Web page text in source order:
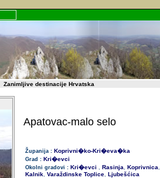
Zanimljive destinacije Hrvatska
Apatovac-malo selo
Županija : Koprivni�ko-Kri�eva�ka
Grad : Kri�evci
Okolni gradovi : Kri�evci , Rasinja, Koprivnica,
Kalnik, Varaždinske Toplice, Ljubešćica